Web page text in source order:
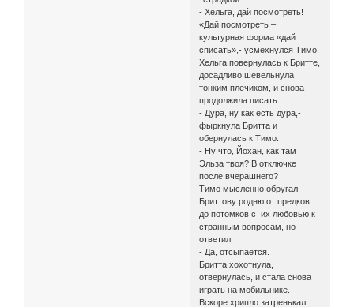
- Хельга, дай посмотреть!
«Дай посмотреть –
культурная форма «дай
списать»,- усмехнулся Тимо.
Хельга повернулась к Бритте,
досадливо шевельнула
тонким плечиком, и снова
продолжила писать.
- Дура, ну как есть дура,-
фыркнула Бритта и
обернулась к Тимо.
- Ну что, Йохан, как там
Эльза твоя? В отключке
после вчерашнего?
Тимо мысленно обругал
Бриттову родню от предков
до потомков с их любовью к
странным вопросам, но
ответил:
- Да, отсыпается.
Бритта хохотнула,
отвернулась, и стала снова
играть на мобильнике.
Вскоре хрипло затренькал